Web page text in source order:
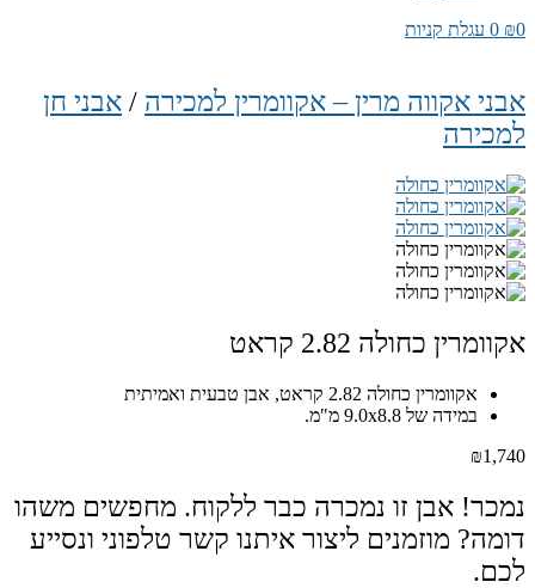
₪0
0 עגלת קניות
אבני אקווה מרין – אקוומרין למכירה / אבני חן
למכירה
אקוומרין כחולה 2.82 קראט
אקוומרין כחולה 2.82 קראט, אבן טבעית ואמיתית
במידה של 9.0x8.8 מ"מ.
₪1,740
נמכר! אבן זו נמכרה כבר ללקוח. מחפשים משהו
דומה? מוזמנים ליצור איתנו קשר טלפוני ונסייע
לכם.